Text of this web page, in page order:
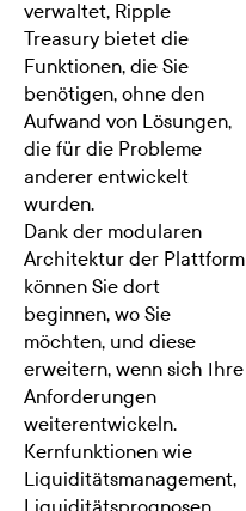
verwaltet, Ripple
Treasury bietet die
Funktionen, die Sie
benötigen, ohne den
Aufwand von Lösungen,
die für die Probleme
anderer entwickelt
wurden.
Dank der modularen
Architektur der Plattform
können Sie dort
beginnen, wo Sie
möchten, und diese
erweitern, wenn sich Ihre
Anforderungen
weiterentwickeln.
Kernfunktionen wie
Liquiditätsmanagement,
Liquiditätsprognosen,